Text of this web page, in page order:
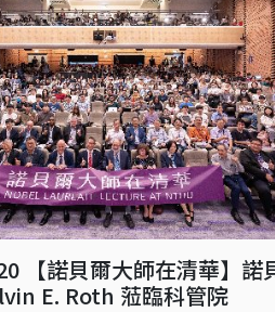
【諾貝爾大師在清華】諾
E. Roth 蒞臨科管院